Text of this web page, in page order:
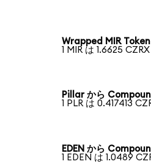
Wrapped MIR
1 MIR は 1.6625
Pillar から
1 PLR は 0.417413
EDEN から
1 EDEN は 1.0489